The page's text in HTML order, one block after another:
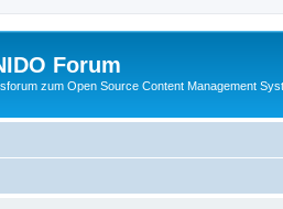
Forum
zum Open Source Content Management